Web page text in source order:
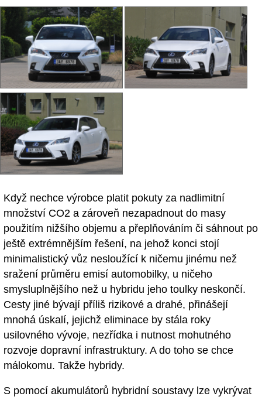
Když nechce výrobce platit pokuty za nadlimitní
množství CO2 a zároveň nezapadnout do masy
použitím nižšího objemu a přeplňováním či sáhnout po
ještě extrémnějším řešení, na jehož konci stojí
minimalistický vůz nesloužící k ničemu jinému než
sražení průměru emisí automobilky, u ničeho
smysluplnějšího než u hybridu jeho toulky neskončí.
Cesty jiné bývají příliš rizikové a drahé, přinášejí
mnohá úskalí, jejichž eliminace by stála roky
usilovného vývoje, nezřídka i nutnost mohutného
rozvoje dopravní infrastruktury. A do toho se chce
málokomu. Takže hybridy.
S pomocí akumulátorů hybridní soustavy lze vykrývat